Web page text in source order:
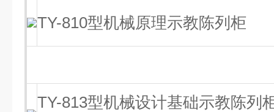
TY-810型机械原理示教陈列柜
TY-813型机械设计基础示教陈列